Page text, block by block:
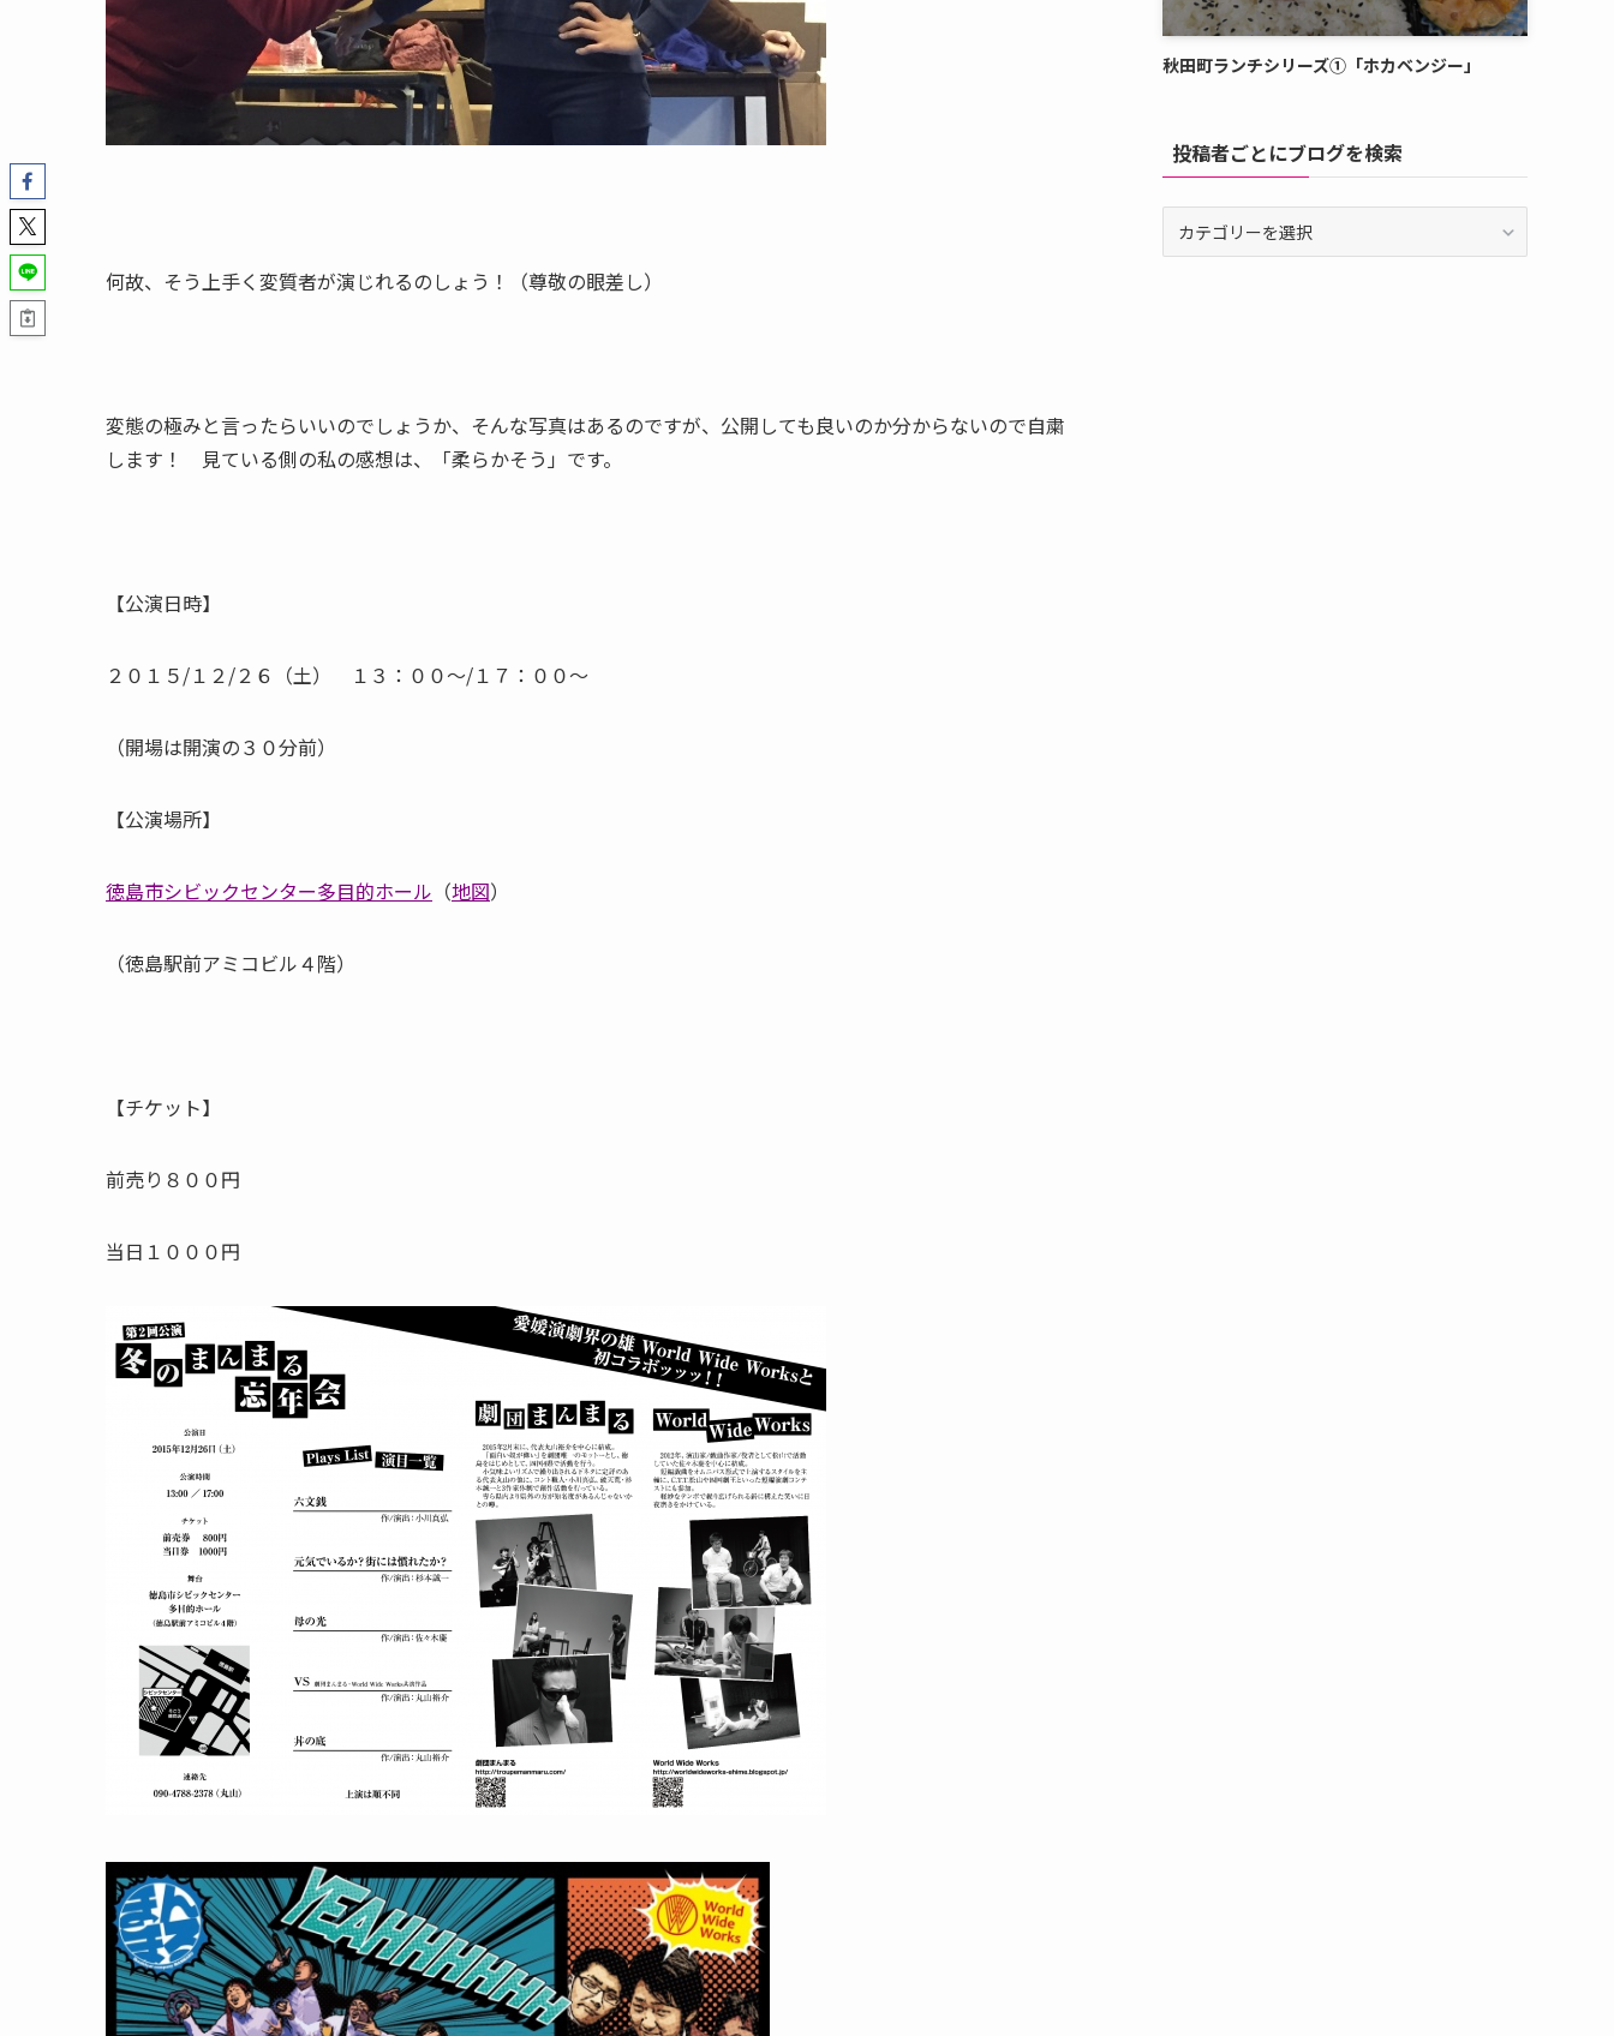
何故、そう上手く変質者が演じれるのしょう！（尊敬の眼差し）
変態の極みと言ったらいいのでしょうか、そんな写真はあるのですが、公開しても良いのか分からないので自粛
します！ 見ている側の私の感想は、「柔らかそう」です。
【公演日時】
２０１５/１２/２６（土） １３：００～/１７：００～
（開場は開演の３０分前）
【公演場所】
徳島市シビックセンター多目的ホール （地図）
（徳島駅前アミコビル４階）
【チケット】
前売り８００円
当日１０００円
秋田町ランチシリーズ①「ホカベンジー」
投稿者ごとにブログを検索